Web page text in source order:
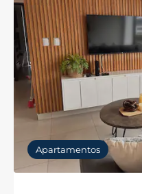
Apartamentos